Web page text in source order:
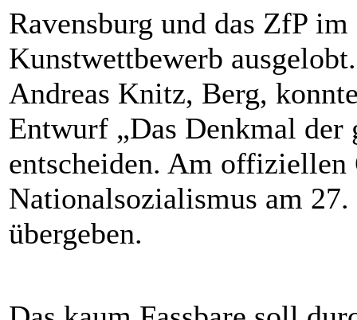
Ravensburg und das ZfP
Kunstwettbewerb
Andreas Knitz, Berg,
Entwurf „Das Denkmal der
entscheiden. Am offiziellen
Nationalsozialismus am
übergeben.